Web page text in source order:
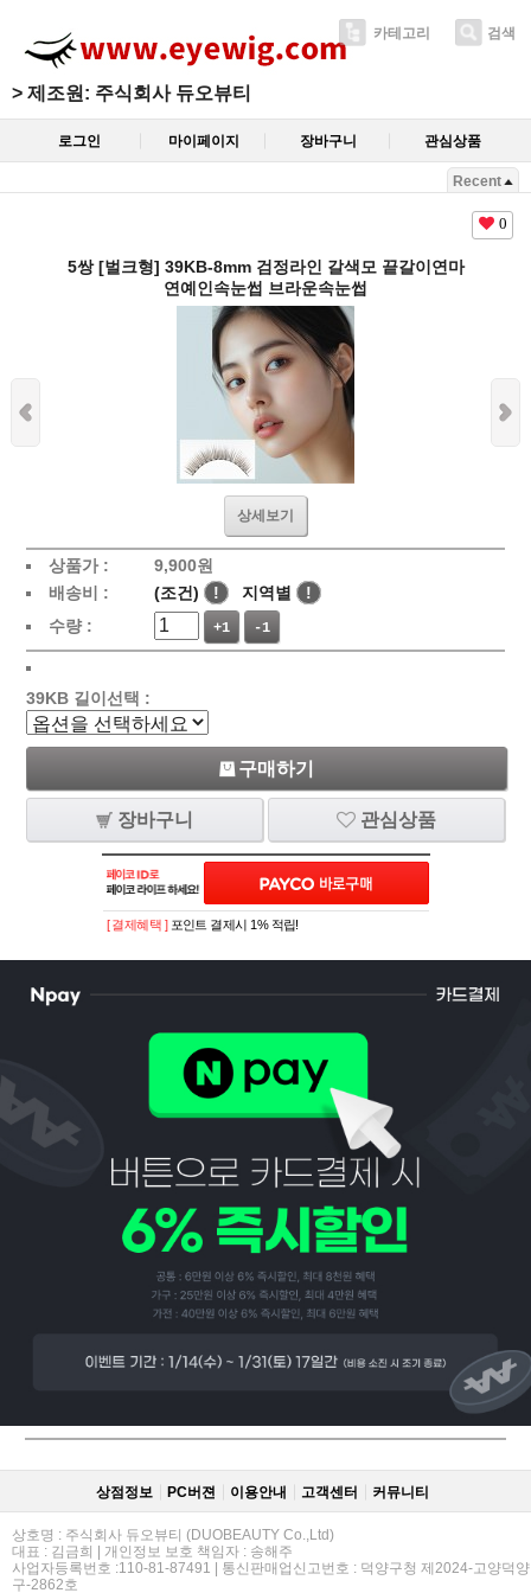
> 제조원: 주식회사 듀오뷰티
카테고리 검색
로그인 마이페이지 장바구니 관심상품
Recent
0
5쌍 [벌크형] 39KB-8mm 검정라인 갈색모 끝갈이연마
연예인속눈썹 브라운속눈썹
상세보기
상품가 : 9,900원
배송비 :
(조건) ! 지역별
!
수량 :
+1 -1
39KB 길이선택 :
구매하기
장바구니 관심상품
PAYCO 바로
[ 결제혜택 ] 포인트 결제시 1% 적립!
상점정보 PC버젼 이용안내 고객센터 커뮤니티
상호명 : 주식회사 듀오뷰티 (DUOBEAUTY Co.,Ltd)
대표 : 김금희 | 개인정보 보호 책임자 : 송해주
사업자등록번호 :110-81-87491 | 통신판매업신고번호 : 덕양구청 제2024-고양덕양
구-2862호